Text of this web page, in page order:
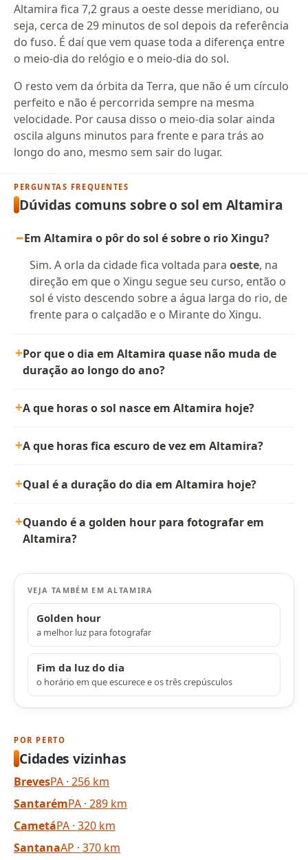
Altamira fica 7,2 graus a oeste desse meridiano, ou
seja, cerca de 29 minutos de sol depois da referência
do fuso. É daí que vem quase toda a diferença entre
o meio-dia do relógio e o meio-dia do sol.
O resto vem da órbita da Terra, que não é um círculo
perfeito e não é percorrida sempre na mesma
velocidade. Por causa disso o meio-dia solar ainda
oscila alguns minutos para frente e para trás ao
longo do ano, mesmo sem sair do lugar.
PERGUNTAS FREQUENTES
Dúvidas comuns sobre o sol em Altamira
Em Altamira o pôr do sol é sobre o rio Xingu?
Sim. A orla da cidade fica voltada para oeste, na
direção em que o Xingu segue seu curso, então o
sol é visto descendo sobre a água larga do rio, de
frente para o calçadão e o Mirante do Xingu.
Por que o dia em Altamira quase não muda de
duração ao longo do ano?
A que horas o sol nasce em Altamira hoje?
A que horas fica escuro de vez em Altamira?
Qual é a duração do dia em Altamira hoje?
Quando é a golden hour para fotografar em
Altamira?
VEJA TAMBÉM EM ALTAMIRA
Golden hour
a melhor luz para fotografar
Fim da luz do dia
o horário em que escurece e os três crepúsculos
POR PERTO
Cidades vizinhas
BrevesPA · 256 km
SantarémPA · 289 km
CametáPA · 320 km
SantanaAP · 370 km